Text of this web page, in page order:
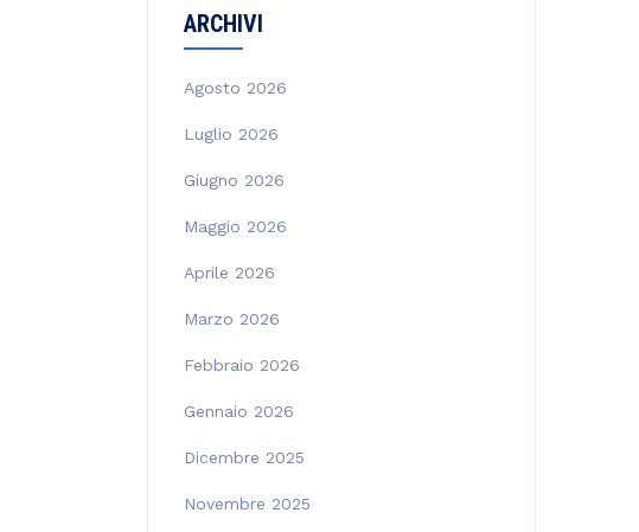
ARCHIVI
Agosto 2026
Luglio 2026
Giugno 2026
Maggio 2026
Aprile 2026
Marzo 2026
Febbraio 2026
Gennaio 2026
Dicembre 2025
Novembre 2025